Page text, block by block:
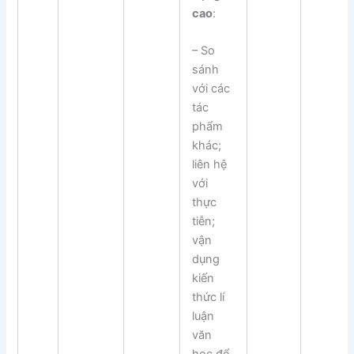
cao:
– So
sánh
với các
tác
phẩm
khác;
liên hệ
với
thực
tiễn;
vận
dụng
kiến
thức lí
luận
văn